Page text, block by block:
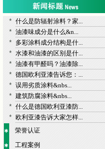
* 什么是防辐射涂料？家...
* 油漆味成分是什么&n...
*
多彩涂料成分结构是什...
* 水漆和油漆的区别是什...
* 油漆有甲醛吗？油漆除...
* 德国欧利亚漆告诉您：...
* 误用劣质涂料&nbs...
* 建筑防腐涂料&nbs...
* 什么是德国欧利亚漆防...
* 欧利亚漆告诉大家怎样...
荣誉认证
工程案例